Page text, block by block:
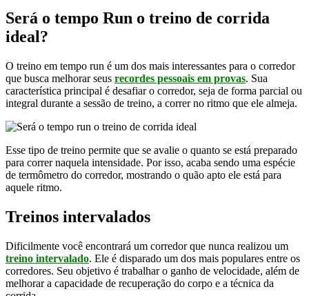
Será o tempo Run o treino de corrida
ideal?
O treino em tempo run é um dos mais interessantes para o corredor
que busca melhorar seus recordes pessoais em provas. Sua
característica principal é desafiar o corredor, seja de forma parcial ou
integral durante a sessão de treino, a correr no ritmo que ele almeja.
Esse tipo de treino permite que se avalie o quanto se está preparado
para correr naquela intensidade. Por isso, acaba sendo uma espécie
de termômetro do corredor, mostrando o quão apto ele está para
aquele ritmo.
Treinos intervalados
Dificilmente você encontrará um corredor que nunca realizou um
treino intervalado. Ele é disparado um dos mais populares entre os
corredores. Seu objetivo é trabalhar o ganho de velocidade, além de
melhorar a capacidade de recuperação do corpo e a técnica da